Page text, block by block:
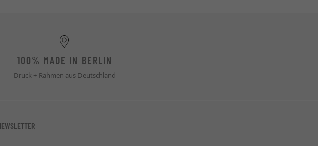
100% MADE IN BERLIN
Druck + Rahmen aus Deutschland